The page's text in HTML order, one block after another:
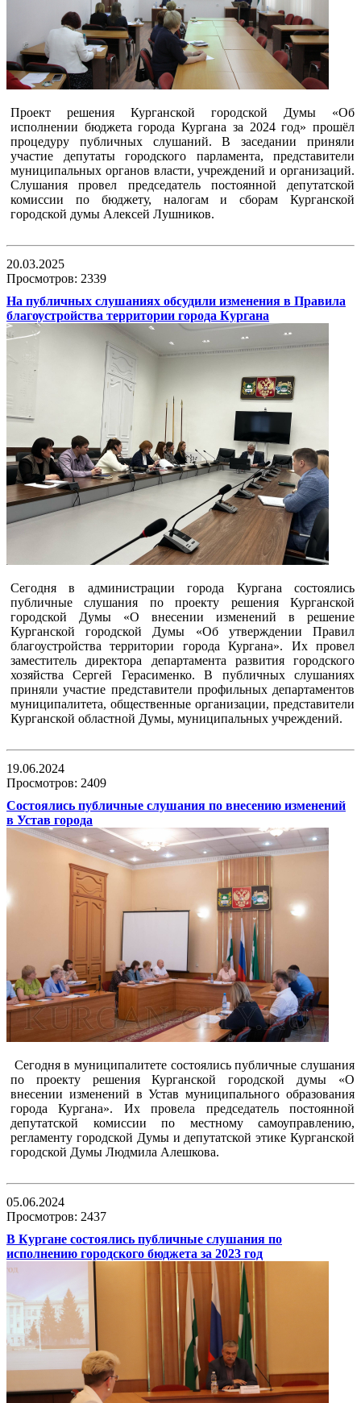
Проект решения Курганской городской Думы «Об
исполнении бюджета города Кургана за 2024 год» прошёл
процедуру публичных слушаний. В заседании приняли
участие депутаты городского парламента, представители
муниципальных органов власти, учреждений и организаций.
Слушания провел председатель постоянной депутатской
комиссии по бюджету, налогам и сборам Курганской
городской думы Алексей Лушников.
20.03.2025
Просмотров: 2339
На публичных слушаниях обсудили изменения в Правила
благоустройства территории города Кургана
Сегодня в администрации города Кургана состоялись
публичные слушания по проекту решения Курганской
городской Думы «О внесении изменений в решение
Курганской городской Думы «Об утверждении Правил
благоустройства территории города Кургана». Их провел
заместитель директора департамента развития городского
хозяйства Сергей Герасименко. В публичных слушаниях
приняли участие представители профильных департаментов
муниципалитета, общественные организации, представители
Курганской областной Думы, муниципальных учреждений.
19.06.2024
Просмотров: 2409
Состоялись публичные слушания по внесению изменений
в Устав города
Сегодня в муниципалитете состоялись публичные слушания
по проекту решения Курганской городской думы «О
внесении изменений в Устав муниципального образования
города Кургана». Их провела председатель постоянной
депутатской комиссии по местному самоуправлению,
регламенту городской Думы и депутатской этике Курганской
городской Думы Людмила Алешкова.
05.06.2024
Просмотров: 2437
В Кургане состоялись публичные слушания по
исполнению городского бюджета за 2023 год